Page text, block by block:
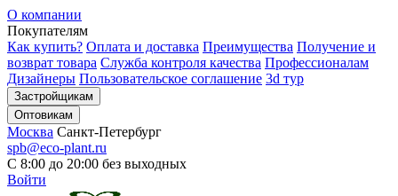
О компании
Покупателям
Как купить? Оплата и доставка Преимущества Получение и
возврат товара Служба контроля качества Профессионалам
Дизайнеры Пользовательское соглашение 3d тур
Застройщикам
Оптовикам
Москва Санкт-Петербург
spb@eco-plant.ru
С 8:00 до 20:00 без выходных
Войти